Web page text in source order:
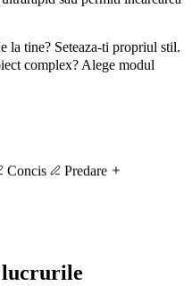
la tine? Seteaza-ti propriul stil.
complex? Alege modul
Concis
Predare
lucrurile